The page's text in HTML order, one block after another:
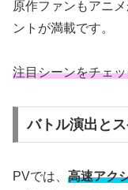
原作ファンもアニ
ントが満載です。
注目シーンをチェ
バトル演出と
PVでは、 高速アク